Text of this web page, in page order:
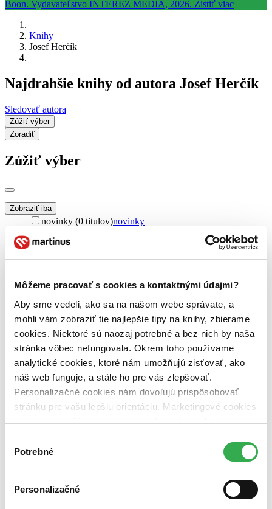
Môžeme pracovať s cookies a kontaktnými údajmi?
Aby sme vedeli, ako sa na našom webe správate, a
mohli vám zobraziť tie najlepšie tipy na knihy, zbierame
cookies. Niektoré sú naozaj potrebné a bez nich by naša
stránka vôbec nefungovala. Okrem toho používame
analytické cookies, ktoré nám umožňujú zisťovať, ako
náš web funguje, a stále ho pre vás zlepšovať.
Personalizačné cookies nám dovoľujú prispôsobovať
stránku pre vašu lepšiu orientáciu. Marketingové cookies
nám zas umožňujú zobrazenie relevantnej reklamy.
nám pomohlo, keby sme mohli používať všetky tieto
súhlasu
Potrebné
Personalizačné
Knihy
Josef Herčík
Najdrahšie knihy od autora Josef Herčík
Sledovať autora
Zúžiť výber
Zoradiť
Zúžiť výber
Zobraziť iba
novinky (0 titulov)novinky
predpredaj (0 titulov) predpredaj
pripravujeme (0 titulov)
dostupná (bez vypredaných) (0 titulov)dostupná (bez
vypredaných)
Nové / čítané
nová (0 titulov)nová
čítaná (0 titulov)čítaná
čítaná - výborný stav (0 titulov)čítaná - výborný stav
čítaná - mierne opotrebovaná (0 titulov)
čítaná - mierne
opotrebovaná
čítané verzie vypredaných kníh (0 titulov)čítané verzie